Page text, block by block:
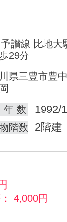
讃線 比地大
29分
県三豊市豊
年 数
1992/
階数 2階建
4,000円